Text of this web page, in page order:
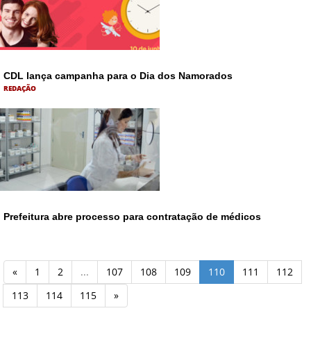
CDL lança campanha para o Dia dos Namorados
REDAÇÃO
Prefeitura abre processo para contratação de médicos
« 1 2 ... 107 108 109 110 111
112
113
114 115 »